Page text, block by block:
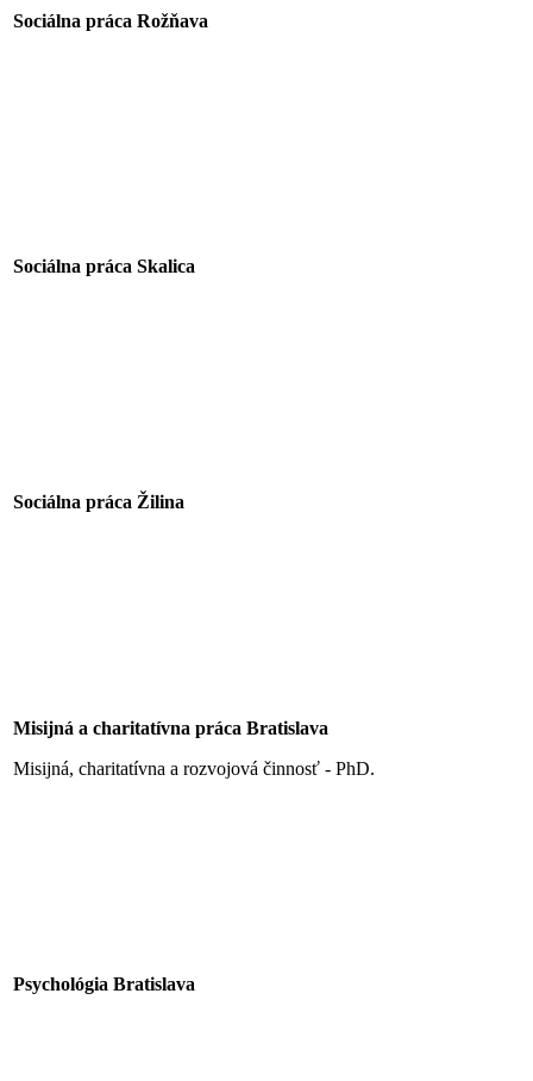
Sociálna práca Rožňava
Sociálna práca Skalica
Sociálna práca Žilina
Misijná a charitatívna práca Bratislava
Misijná, charitatívna a rozvojová činnosť - PhD.
Psychológia Bratislava